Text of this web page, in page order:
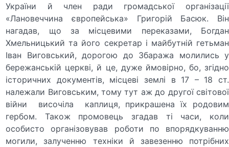
України й член ради громадської організації
«Лановеччина європейська» Григорій Басюк. Він
нагадав, що за місцевими переказами, Богдан
Хмельницький та його секретар і майбутній гетьман
Іван Виговський, дорогою до Збаража молились у
бережанській церкві, й це, дуже ймовірно, бо, згідно
історичних документів, місцеві землі в 17 – 18 ст.
належали Виговським, тому тут аж до другої світової
війни височіла каплиця, прикрашена їх родовим
гербом. Також промовець згадав ті часи, коли
особисто організовував роботи по впорядкуванню
могили, залученню техніки й завезенню потрібних